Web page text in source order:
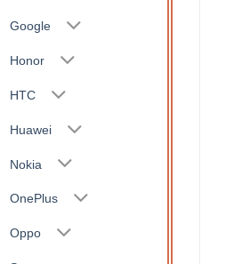
Google
Honor
HTC
Huawei
Nokia
OnePlus
Oppo